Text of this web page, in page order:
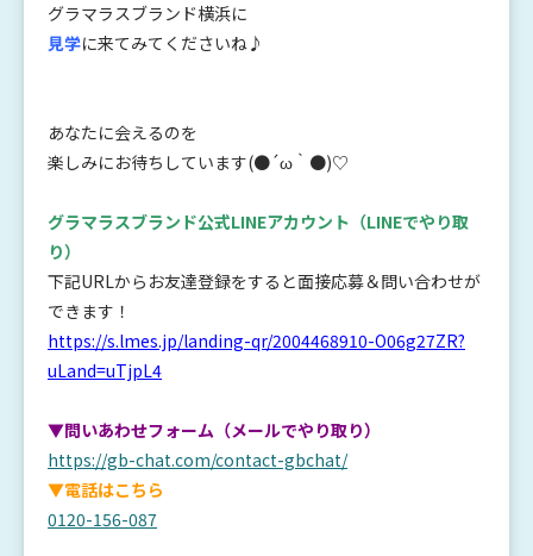
グラマラスブランド横浜に
見学に来てみてくださいね♪
あなたに会えるのを
楽しみにお待ちしています(●´ω｀●)♡
グラマラスブランド公式LINEアカウント （LINEでやり取
り）
下記URLからお友達登録をすると面接応募＆問い合わせが
できます！
https://s.lmes.jp/landing-qr/2004468910-O06g27ZR?
uLand=uTjpL4
▼問いあわせフォーム（メールでやり取り）
https://gb-chat.com/contact-gbchat/
▼電話はこちら
0120-156-087